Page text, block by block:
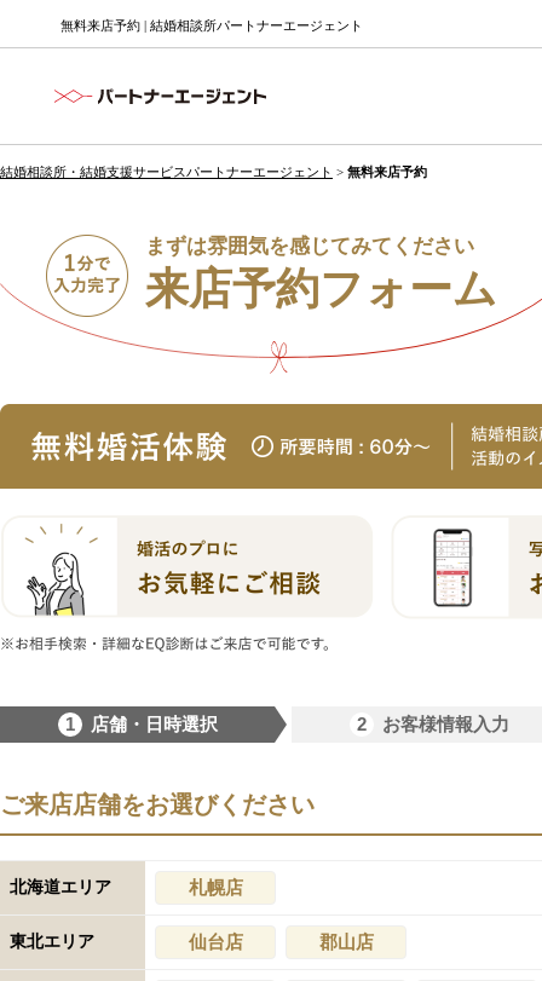
無料来店予約 | 結婚相談所パートナーエージェント
結婚相談所・結婚支援サービスパートナーエージェント > 無料来店予約
まずは雰囲気を感じてみてください
来店予約フォーム
1 店舗・日時選択 2 お客様情報入力
ご来店店舗をお選びください
北海道エリア 札幌店
東北エリア 仙台店 郡山店